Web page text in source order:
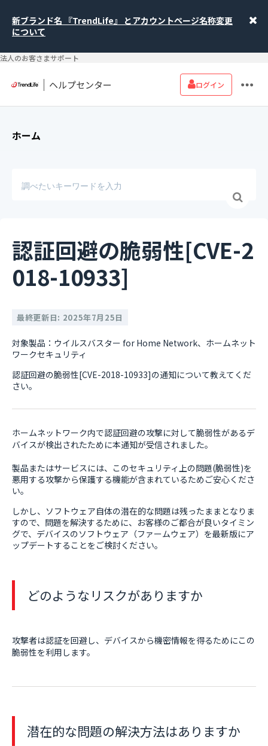
新ブランド名 『TrendLife』 とアカウントページ名称変更
について
法人のお客さまサポート
ヘルプセンター ログイン
ホーム
認証回避の脆弱性[CVE-2
018-10933]
最終更新日: 2025年7月25日
対象製品：ウイルスバスター for Home Network、ホームネット
ワークセキュリティ
認証回避の脆弱性[CVE-2018-10933]の通知について教えてくだ
さい。
ホームネットワーク内で認証回避の攻撃に対して脆弱性があるデ
バイスが検出されたために本通知が受信されました。
製品またはサービスには、このセキュリティ上の問題(脆弱性)を
悪用する攻撃から保護する機能が含まれているためご安心くださ
い。
しかし、ソフトウェア自体の潜在的な問題は残ったままとなりま
すので、問題を解決するために、お客様のご都合が良いタイミン
グで、デバイスのソフトウェア（ファームウェア）を最新版にア
ップデートすることをご検討ください。
どのようなリスクがありますか
攻撃者は認証を回避し、デバイスから機密情報を得るためにこの
脆弱性を利用します。
潜在的な問題の解決方法はありますか